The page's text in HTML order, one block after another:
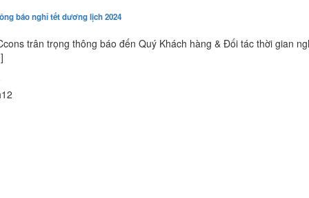
báo nghỉ tết dương lịch 2024
trân trọng thông báo đến Quý Khách hàng & Đối tác thời gian